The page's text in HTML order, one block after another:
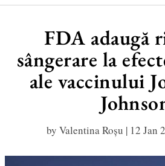
FDA adaugă
sângerare la
ale vaccinului
by Valentina Roșu | 12 Jan